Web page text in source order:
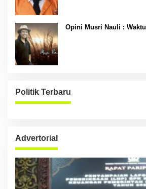
Opini Musri Nauli : Waktu
Politik Terbaru
Advertorial